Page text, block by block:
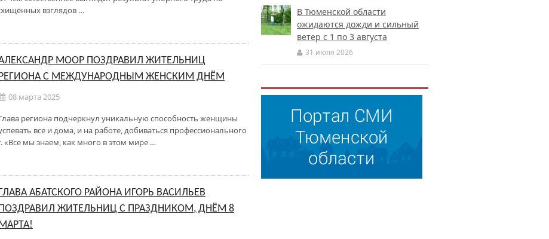
взглядов …
МООР ПОЗДРАВИЛ ЖИТЕЛЬНИЦ
С МЕЖДУНАРОДНЫМ ЖЕНСКИМ ДНЁМ
08 марта 2025
региона подчеркнул уникальную способность женщины
все и дома, и на работе, добиваться профессионального
«Все мы знаем, как много в этом мире …
АБАТСКОГО РАЙОНА ИГОРЬ ВАСИЛЬЕВ
ЖИТЕЛЬНИЦ С ПРАЗДНИКОМ, ДНЁМ 8
В Тюменской области
ожидаются дожди и сильный
ветер с 1 по 3 августа
31 июля 2026